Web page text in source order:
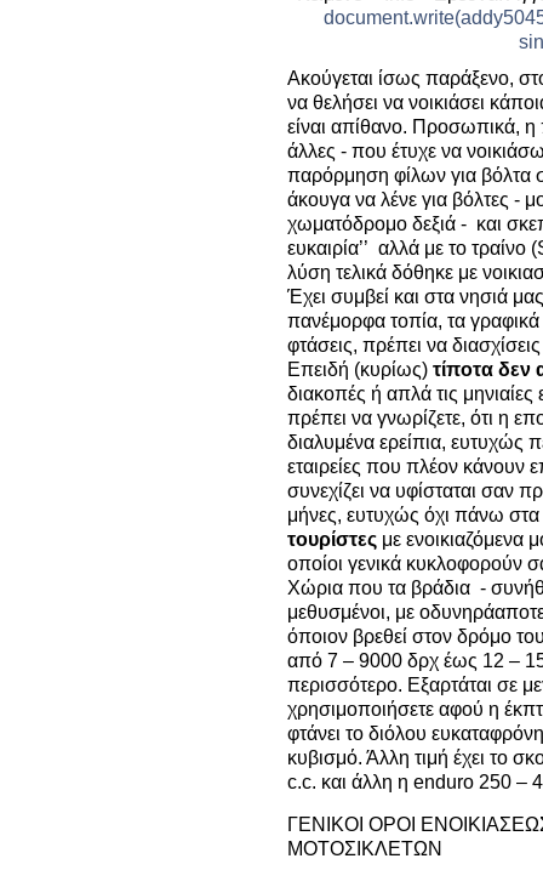
Ακούγεται ίσως παράξενο,
να θελήσει να νοικιάσει
είναι απίθανο. Προσωπικά,
άλλες - που έτυχε να
παρόρμηση φίλων για βόλτα
άκουγα να λένε για βόλτες -
χωματόδρομο δεξιά - και
ευκαιρία’’ αλλά με το
λύση τελικά δόθηκε με
Έχει συμβεί και στα νησιά
πανέμορφα τοπία, τα
φτάσεις, πρέπει να
Επειδή (κυρίως) τίποτα δεν
διακοπές ή απλά τις
πρέπει να γνωρίζετε, ότι η
διαλυμένα ερείπια, ευτυχώς
εταιρείες που πλέον κάνουν
συνεχίζει να υφίσταται σαν
μήνες, ευτυχώς όχι πάνω στα
τουρίστες με ενοικιαζόμενα
οποίοι γενικά κυκλοφορούν
Χώρια που τα βράδια -
μεθυσμένοι, με
όποιον βρεθεί στον δρόμο
από 7 – 9000 δρχ έως 12 –
περισσότερο. Εξαρτάται σε
χρησιμοποιήσετε αφού η
φτάνει το διόλου
κυβισμό. Άλλη τιμή έχει το
c.c. και άλλη η enduro 250 –
ΓΕΝΙΚΟΙ ΟΡΟΙ
ΜΟΤΟΣΙΚΛΕΤΩΝ